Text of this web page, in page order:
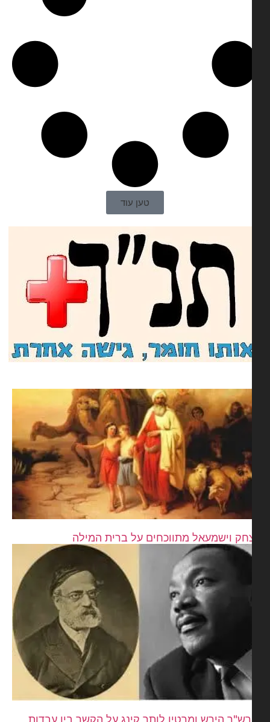
טען עוד
וישמעאל מתווכחים על ברית המילה
הירש ומרטין לותר קינג על הקשר בין עבדות